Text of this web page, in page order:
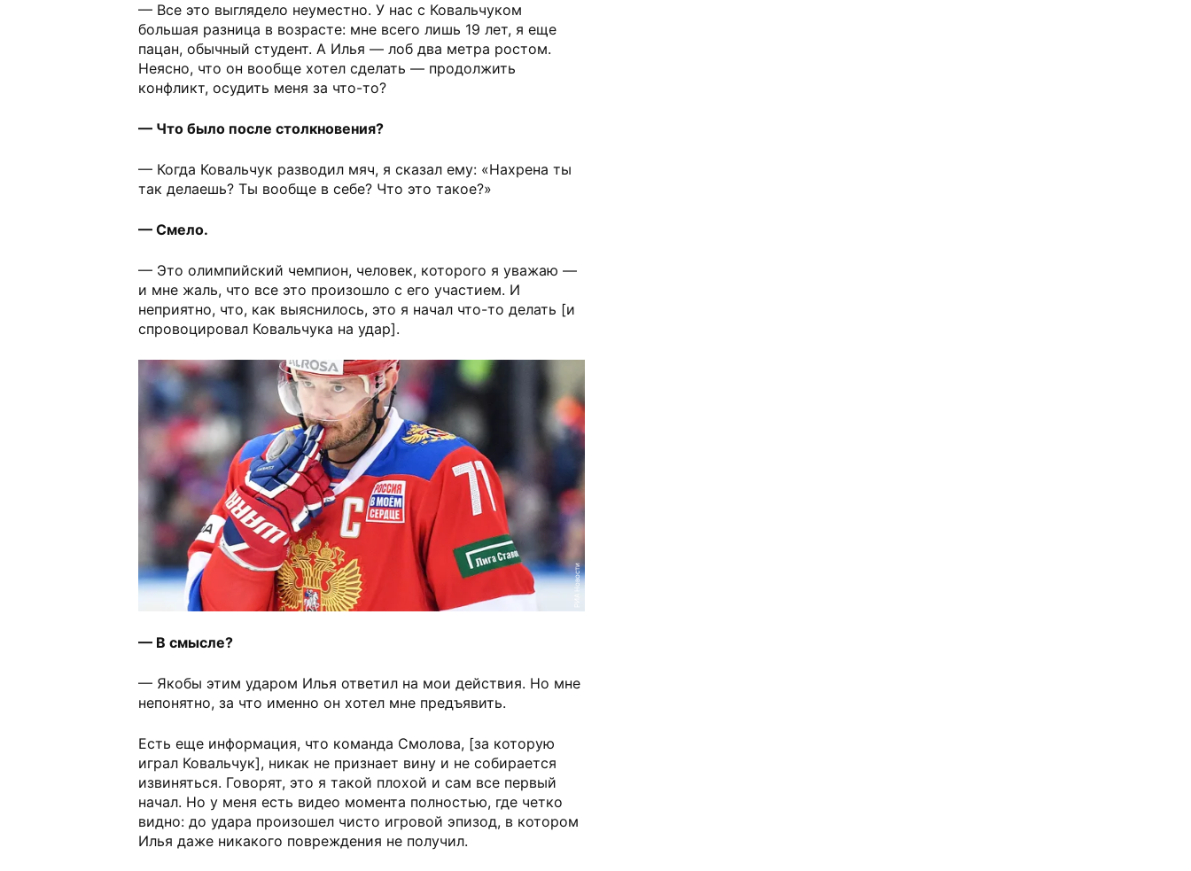
— Все это выглядело неуместно. У нас с Ковальчуком
большая разница в возрасте: мне всего лишь 19 лет, я еще
пацан, обычный студент. А Илья — лоб два метра ростом.
Неясно, что он вообще хотел сделать — продолжить
конфликт, осудить меня за что-то?
— Что было после столкновения?
— Когда Ковальчук разводил мяч, я сказал ему: «Нахрена ты
так делаешь? Ты вообще в себе? Что это такое?»
— Смело.
— Это олимпийский чемпион, человек, которого я уважаю —
и мне жаль, что все это произошло с его участием. И
неприятно, что, как выяснилось, это я начал что-то делать [и
спровоцировал Ковальчука на удар].
РИА Новости
— В смысле?
— Якобы этим ударом Илья ответил на мои действия. Но мне
непонятно, за что именно он хотел мне предъявить.
Есть еще информация, что команда Смолова, [за которую
играл Ковальчук], никак не признает вину и не собирается
извиняться. Говорят, это я такой плохой и сам все первый
начал. Но у меня есть видео момента полностью, где четко
видно: до удара произошел чисто игровой эпизод, в котором
Илья даже никакого повреждения не получил.